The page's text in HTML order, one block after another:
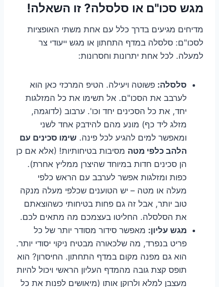
מגש סכו"ם או סלסלה? זו השאלה!
מדיחים מגיעים בדרך כלל עם אחת משתי האופציות
לסכו"ם: סלסלה במדף התחתון או מגש ייעודי צר
למעלה. לכל אחת יתרונות וחסרונות:
סלסלה: פשוטה ויעילה. הטיפ המרכזי כאן הוא
לערבב את הסכו"ם. אל תשימו את כל המזלגות
יחד, את כל הסכינים יחד וכו'. ערבוב (לדוגמה,
מזלג ליד כף) מונע מהם להידבק אחד לשני
ומאפשר למים להגיע לכל פינה. שימו סכינים עם
הלהב כלפי מטה מסיבות בטיחותיות! (אלא אם כן
הן סכינים חדות במיוחד שהיצרן ממליץ אחרת).
כפות ומזלגות אפשר לערבב עם הראש כלפי
מעלה או מטה – יש הטוענים שכלפי מעלה מנקה
טוב יותר, אבל זה גם פחות בטיחותי כשהוצאתם
את הסלסלה. החליטו בעצמכם מה מתאים לכם.
מגש עליון: מאפשר סידור מסודר יותר של כל
פריט בנפרד, מה שלכאורה מבטיח ניקוי יסודי יותר.
הוא גם מפנה מקום במדף התחתון. החיסרון? הוא
תופס קצת גובה מהמדף העליון הראשי ויכול להיות
מעצבן למלא ולרוקן אותו (מיאושים לפנות את כל